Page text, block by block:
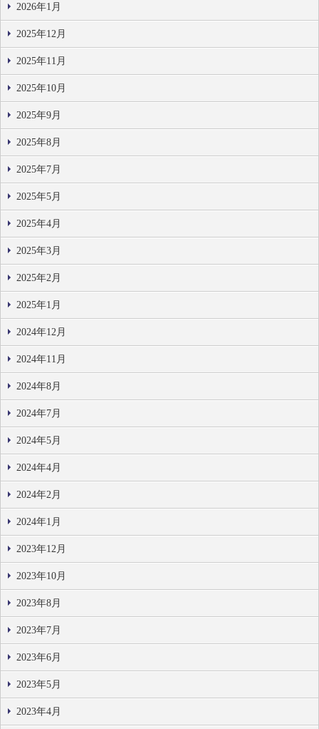
2026年1月
2025年12月
2025年11月
2025年10月
2025年9月
2025年8月
2025年7月
2025年5月
2025年4月
2025年3月
2025年2月
2025年1月
2024年12月
2024年11月
2024年8月
2024年7月
2024年5月
2024年4月
2024年2月
2024年1月
2023年12月
2023年10月
2023年8月
2023年7月
2023年6月
2023年5月
2023年4月